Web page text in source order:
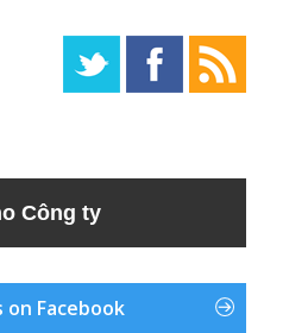
Công ty
on Facebook